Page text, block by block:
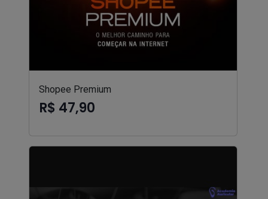
Shopee Premium
R$ 47,90